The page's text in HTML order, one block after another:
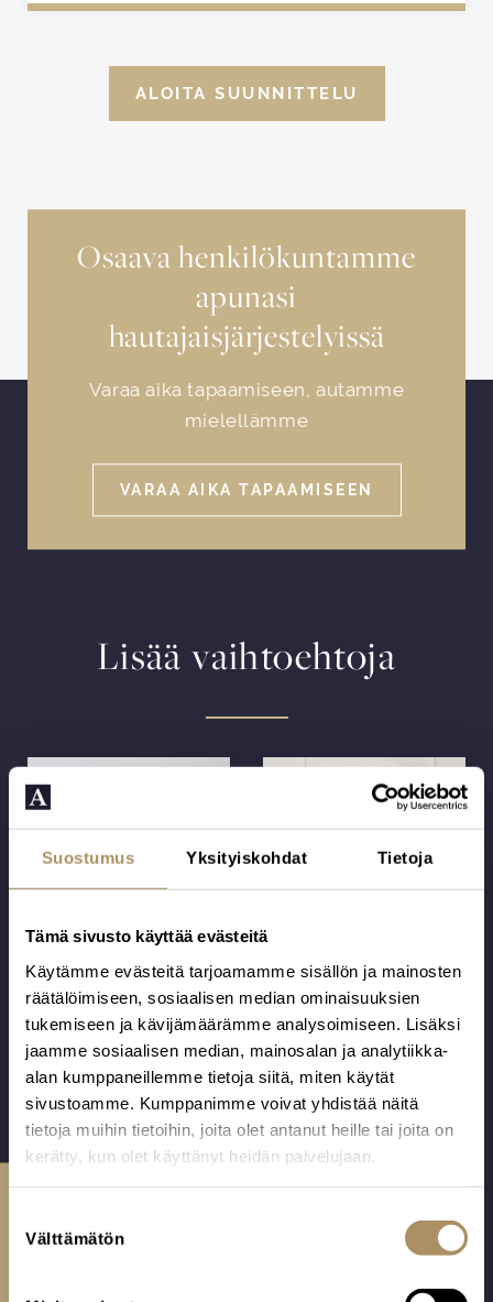
Suostumus Yksityiskohdat Tietoja
Tämä sivusto käyttää evästeitä
Käytämme evästeitä tarjoamamme sisällön ja mainosten
räätälöimiseen, sosiaalisen median ominaisuuksien
tukemiseen ja kävijämäärämme analysoimiseen. Lisäksi
jaamme sosiaalisen median, mainosalan ja analytiikka-
alan kumppaneillemme tietoja siitä, miten käytät
sivustoamme. Kumppanimme voivat yhdistää näitä
tietoja muihin tietoihin, joita olet antanut heille tai joita on
kerätty, kun olet käyttänyt heidän palvelujaan.
Välttämätön
ALOITA SUUNNITTELU
Osaava henkilökuntamme
apunasi
hautajaisjärjestelyissä
Varaa aika tapaamiseen, autamme
mielellämme
VARAA AIKA TAPAAMISEEN
Lisää vaihtoehtoja
10 | Puuvilla B
Tämän arkun
pohjarunko on
mäntyä, verhoilu
on puuvillaa.
Valmistettu
Ikaalisissa
Suomessa.
Alk. €
V7 Risti
Puulevystä
valmistettu ja
valkoiseksi
viimeistelty uurna.
Valmistaja: Barem
Oü, Viro.
200,00€
Ota yhteyttä